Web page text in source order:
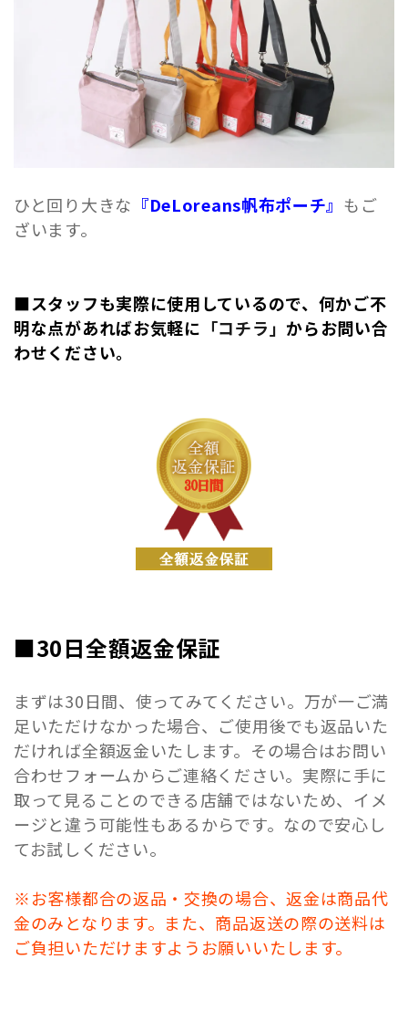
ひと回り大きな 『DeLoreans帆布ポーチ』 もご
ざいます。
■スタッフも実際に使用しているので、何かご不
明な点があればお気軽に 「コチラ」 からお問い合
わせください。
■30日全額返金保証
まずは30日間、使ってみてください。万が一ご満
足いただけなかった場合、ご使用後でも返品いた
だければ全額返金いたします。その場合はお問い
合わせフォームからご連絡ください。実際に手に
取って見ることのできる店舗ではないため、イメ
ージと違う可能性もあるからです。なので安心し
てお試しください。
※お客様都合の返品・交換の場合、返金は商品代
金のみとなります。また、商品返送の際の送料は
ご負担いただけますようお願いいたします。